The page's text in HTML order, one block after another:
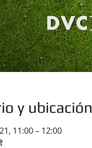
y ubicación
11:00 – 12:00